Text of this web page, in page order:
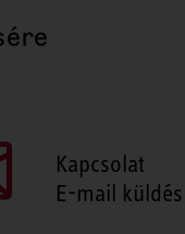
Kapcsolat
E-mail küldés